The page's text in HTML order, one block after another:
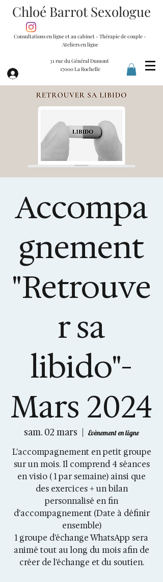
Chloé Barrot Sexologue
Consultations en ligne et au cabinet - Thérapie de couple -
Ateliers en ligne
31 rue du Général Dumont
17000 La Rochelle
Accompa
gnement
"Retrouve
r sa
libido"-
Mars 2024
sam. 02 mars
  |
Evènement en ligne
L'accompagnement en petit groupe
sur un mois. Il comprend 4 séances
en visio ( 1 par semaine) ainsi que
des exercices + un bilan
personnalisé en fin
d'accompagnement (Date à définir
ensemble)
1 groupe d'échange WhatsApp sera
animé tout au long du mois afin de
créer de l'échange et du soutien.